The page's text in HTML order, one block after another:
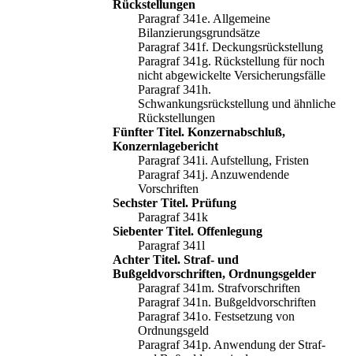
Rückstellungen
Paragraf 341e. Allgemeine
Bilanzierungsgrundsätze
Paragraf 341f. Deckungsrückstellung
Paragraf 341g. Rückstellung für noch
nicht abgewickelte Versicherungsfälle
Paragraf 341h.
Schwankungsrückstellung und ähnliche
Rückstellungen
Fünfter Titel. Konzernabschluß,
Konzernlagebericht
Paragraf 341i. Aufstellung, Fristen
Paragraf 341j. Anzuwendende
Vorschriften
Sechster Titel. Prüfung
Paragraf 341k
Siebenter Titel. Offenlegung
Paragraf 341l
Achter Titel. Straf- und
Bußgeldvorschriften, Ordnungsgelder
Paragraf 341m. Strafvorschriften
Paragraf 341n. Bußgeldvorschriften
Paragraf 341o. Festsetzung von
Ordnungsgeld
Paragraf 341p. Anwendung der Straf-